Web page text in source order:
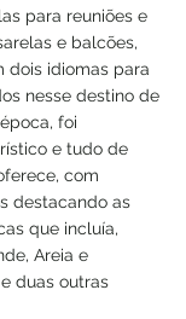
para reuniões e
e balcões,
dois idiomas para
nesse destino de
foi
e tudo de
com
destacando as
que incluía,
Areia e
duas outras